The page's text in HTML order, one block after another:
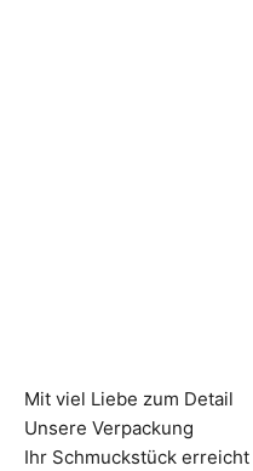
Mit viel Liebe zum Detail
Unsere Verpackung
Ihr Schmuckstück